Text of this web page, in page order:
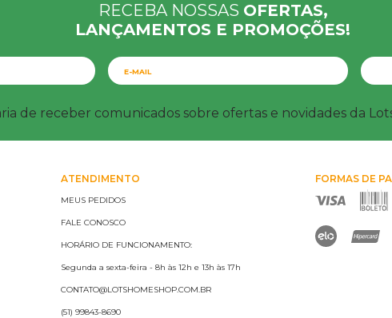
RECEBA NOSSAS OFERTAS,
LANÇAMENTOS E PROMOÇÕES!
de receber comunicados sobre ofertas e novidades da
ATENDIMENTO
MEUS PEDIDOS
FALE CONOSCO
HORÁRIO DE FUNCIONAMENTO:
Segunda a sexta-feira - 8h às 12h e 13h às 17h
CONTATO@LOTSHOMESHOP.COM.BR
(51) 99843-8690
FORMAS DE